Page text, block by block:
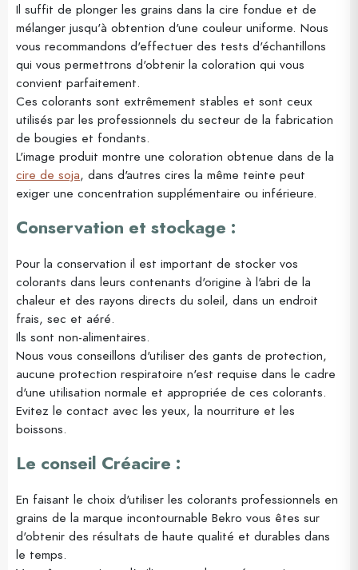
Il suffit de plonger les grains dans la cire fondue et de
mélanger jusqu'à obtention d'une couleur uniforme. Nous
vous recommandons d'effectuer des tests d'échantillons
qui vous permettrons d'obtenir la coloration qui vous
convient parfaitement.
Ces colorants sont extrêmement stables et sont ceux
utilisés par les professionnels du secteur de la fabrication
de bougies et fondants.
L'image produit montre une coloration obtenue dans de la
cire de soja, dans d'autres cires la même teinte peut
exiger une concentration supplémentaire ou inférieure.
Conservation et stockage :
Pour la conservation il est important de stocker vos
colorants dans leurs contenants d'origine à l'abri de la
chaleur et des rayons directs du soleil, dans un endroit
frais, sec et aéré.
Ils sont non-alimentaires.
Nous vous conseillons d'utiliser des gants de protection,
aucune protection respiratoire n'est requise dans le cadre
d'une utilisation normale et appropriée de ces colorants.
Evitez le contact avec les yeux, la nourriture et les
boissons.
Le conseil Créacire :
En faisant le choix d'utiliser les colorants professionnels en
grains de la marque incontournable Bekro vous êtes sur
d'obtenir des résultats de haute qualité et durables dans
le temps.